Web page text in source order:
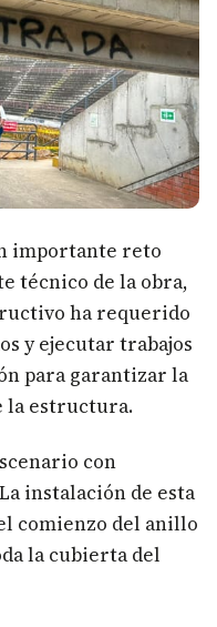
importante reto
técnico de la obra,
ha requerido
y ejecutar trabajos
para garantizar la
la estructura.
con
instalación de esta
comienzo del anillo
la cubierta del